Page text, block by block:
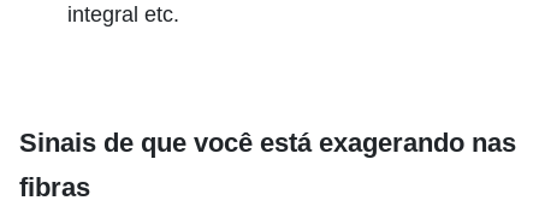
integral etc.
Sinais de que você está exagerando nas
fibras